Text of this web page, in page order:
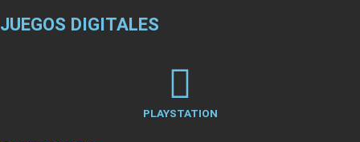
JUEGOS DIGITALES
PLAYSTATION